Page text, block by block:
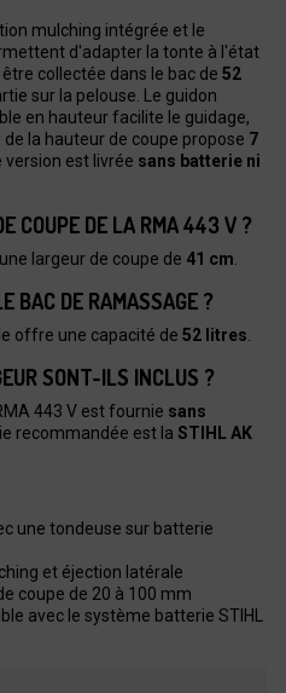
mulching intégrée et le
d'adapter la tonte à l'état
collectée dans le bac de 52
sur la pelouse. Le guidon
en hauteur facilite le guidage,
la hauteur de coupe propose 7
version est livrée sans batterie ni
COUPE DE LA RMA 443 V ?
largeur de coupe de 41 cm
BAC DE RAMASSAGE ?
offre une capacité de 52 litres
SONT-ILS INCLUS ?
443 V est fournie sans
recommandée est la STIHL AK
une tondeuse sur batterie
et éjection latérale
coupe de 20 à 100 mm
avec le système batterie STIHL